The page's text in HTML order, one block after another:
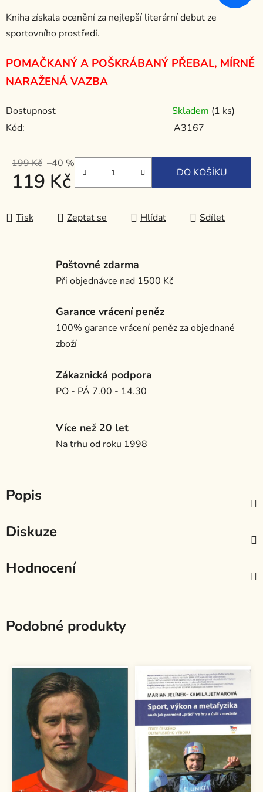
Kniha získala ocenění za nejlepší literární debut ze
sportovního prostředí.
POMAČKANÝ A POŠKRÁBANÝ PŘEBAL, MÍRNĚ
NARAŽENÁ VAZBA
Dostupnost Skladem (1 ks)
Kód:
A3167
199 Kč –40 %
119 Kč DO KOŠÍKU
Tisk Zeptat se Hlídat Sdílet
Poštovné zdarma
Při objednávce nad 1500 Kč
Garance vrácení peněz
100% garance vrácení peněz za objednané
zboží
Zákaznická podpora
PO - PÁ 7.00 - 14.30
Více než 20 let
Na trhu od roku 1998
Popis
Diskuze
Hodnocení
Podobné produkty